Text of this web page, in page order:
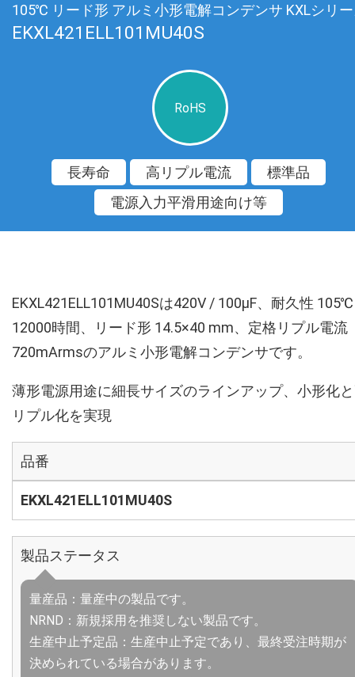
105℃ リード形 アルミ小形電解コンデンサ KXLシリ
EKXL421ELL101MU40S
RoHS
長寿命 高リプル電流
標準品
電源入力平滑用途向け等
EKXL421ELL101MU40Sは420V / 100µF、耐久性 105℃
12000時間、リード形 14.5×40 mm、定格リプル電流
720mArmsのアルミ小形電解コンデンサです。
薄形電源用途に細長サイズのラインアップ、小形化
リプル化を実現
品番
EKXL421ELL101MU40S
製品ステータス
量産品：量産中の製品です。
NRND：新規採用を推奨しない製品です。
生産中止予定品：生産中止予定であり、最終受注時期が
決められている場合があります。